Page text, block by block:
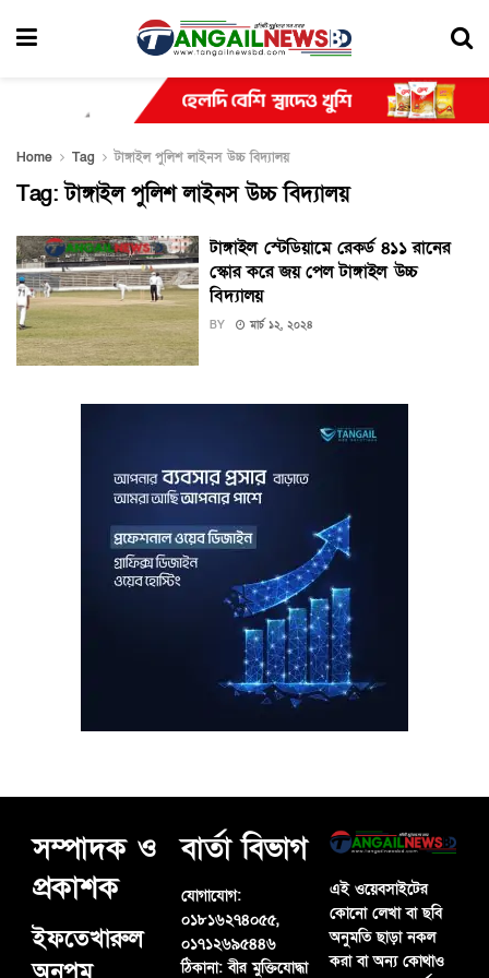
Home Tag টাঙ্গাইল পুলিশ লাইনস উচ্চ বিদ্যালয়
Tag:টাঙ্গাইল পুলিশ লাইনস উচ্চ বিদ্যালয়
টাঙ্গাইল স্টেডিয়ামে রেকর্ড ৪১১ রানের
স্কোর করে জয় পেল টাঙ্গাইল উচ্চ
বিদ্যালয়
BY মার্চ ১২, ২০২৪
সম্পাদক ও
প্রকাশক
ইফতেখারুল
বার্তা বিভাগ
যোগাযোগ:
০১৮১৬২৭৪০৫৫,
০১৭১২৬৯৫৪৪৬
ঠিকানা:বীর মুক্তিযোদ্ধা
এই ওয়েবসাইটের
কোনো লেখা বা ছবি
অনুমতি ছাড়া নকল
করা বা অন্য কোথাও